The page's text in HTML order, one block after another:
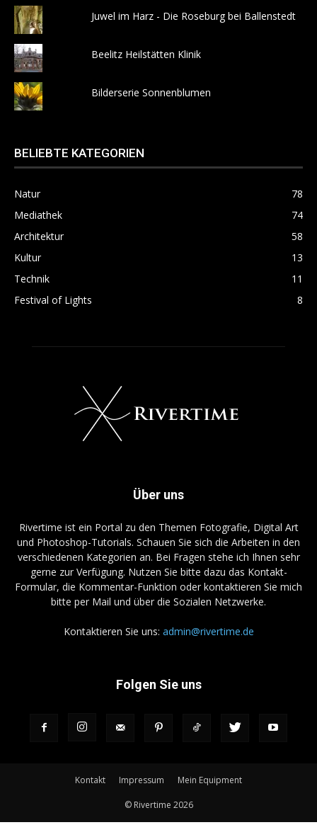
Juwel im Harz - Die Roseburg bei Ballenstedt
Beelitz Heilstätten Klinik
Bilderserie Sonnenblumen
BELIEBTE KATEGORIEN
Natur
78
Mediathek
74
Architektur
58
Kultur
13
Technik
11
Festival of Lights
8
Über uns
Rivertime ist ein Portal zu den Themen Fotografie, Digital Art
und Photoshop-Tutorials. Schauen Sie sich die Arbeiten in den
verschiedenen Kategorien an. Bei Fragen stehe ich Ihnen sehr
gerne zur Verfügung. Nutzen Sie bitte dazu das Kontakt-
Formular, die Kommentar-Funktion oder kontaktieren Sie mich
bitte per Mail und über die Sozialen Netzwerke.
Kontaktieren Sie uns: admin@rivertime.de
Folgen Sie uns
Kontakt Impressum Mein Equipment
© Rivertime 2026